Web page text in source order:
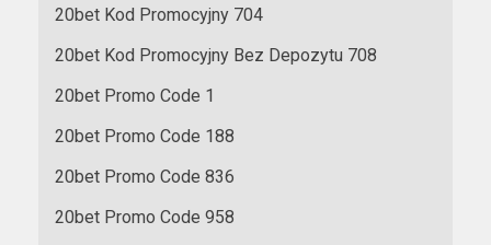
20bet Kod Promocyjny 704
20bet Kod Promocyjny Bez Depozytu 708
20bet Promo Code 1
20bet Promo Code 188
20bet Promo Code 836
20bet Promo Code 958